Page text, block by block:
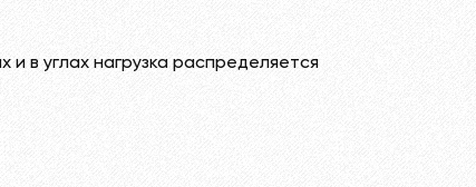
в углах нагрузка распределяется